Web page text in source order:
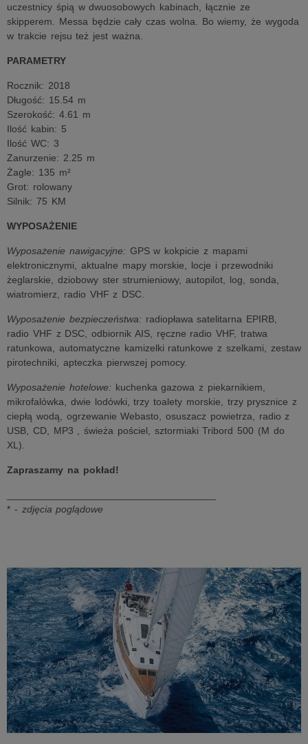
uczestnicy śpią w dwuosobowych kabinach, łącznie ze
skipperem. Messa będzie cały czas wolna. Bo wiemy, że wygoda
w trakcie rejsu też jest ważna.
PARAMETRY
Rocznik: 2018
Długość: 15.54 m
Szerokość: 4.61 m
Ilość kabin: 5
Ilość WC: 3
Zanurzenie: 2.25 m
Żagle: 135 m²
Grot: rolowany
Silnik: 75 KM
WYPOSAŻENIE
Wyposażenie nawigacyjne: GPS w kokpicie z mapami
elektronicznymi, aktualne mapy morskie, locje i przewodniki
żeglarskie, dziobowy ster strumieniowy, autopilot, log, sonda,
wiatromierz, radio VHF z DSC.
Wyposażenie bezpieczeństwa: radiopława satelitarna EPIRB,
radio VHF z DSC, odbiornik AIS, ręczne radio VHF, tratwa
ratunkowa, automatyczne kamizelki ratunkowe z szelkami, zestaw
pirotechniki, apteczka pierwszej pomocy.
Wyposażenie hotelowe: kuchenka gazowa z piekarnikiem,
mikrofalówka, dwie lodówki, trzy toalety morskie, trzy prysznice z
ciepłą wodą, ogrzewanie Webasto, osuszacz powietrza, radio z
USB, CD, MP3 , świeża pościel, sztormiaki Tribord 500 (M do
XL).
Zapraszamy na pokład!
* - zdjęcia poglądowe